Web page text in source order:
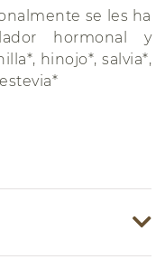
se les ha
hormonal y
hinojo*, salvia*,